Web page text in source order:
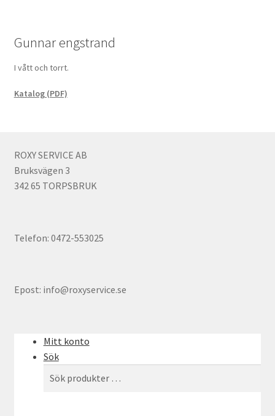
Gunnar engstrand
I vått och torrt.
Katalog (PDF)
ROXY SERVICE AB
Bruksvägen 3
342 65 TORPSBRUK
Telefon: 0472-553025
Epost: info@roxyservice.se
Mitt konto
Sök